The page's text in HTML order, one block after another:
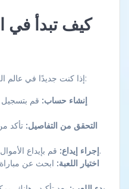
كيف تبدأ في
إذا كنت جديدًا في عالم الرهانات، فإليك خطوات بسيطة للبدء:
إنشاء حساب: قم
التحقق من التفاصيل: تأكد
إجراء إيداع:قم بإيداع الأموال باستخدام خيارات الدفع المتاحة.
اختيار اللعبة: ابحث عن مباراة